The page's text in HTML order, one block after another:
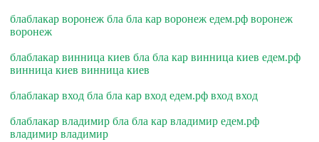
блаблакар воронеж бла бла кар воронеж едем.рф воронеж
воронеж
блаблакар винница киев бла бла кар винница киев едем.рф
винница киев винница киев
блаблакар вход бла бла кар вход едем.рф вход вход
блаблакар владимир бла бла кар владимир едем.рф
владимир владимир